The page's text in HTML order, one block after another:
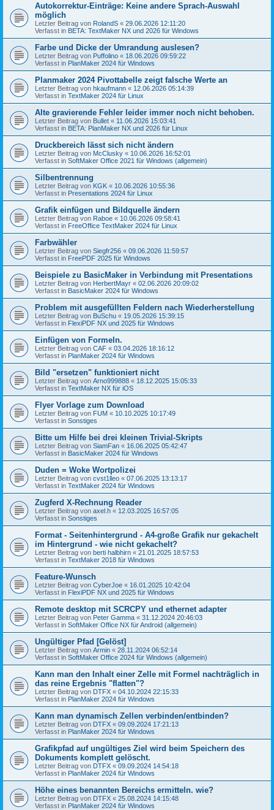
Autokorrektur-Einträge: Keine andere Sprach-Auswahl
möglich
Letzter Beitrag von RolandS « 29.06.2026 12:11:20
Verfasst in BETA: TextMaker NX und 2026 für Windows
Farbe und Dicke der Umrandung auslesen?
Letzter Beitrag von Puffolino « 18.06.2026 09:59:22
Verfasst in PlanMaker 2024 für Windows
Planmaker 2024 Pivottabelle zeigt falsche Werte an
Letzter Beitrag von hkaufmann « 12.06.2026 05:14:39
Verfasst in TextMaker 2024 für Linux
Alte gravierende Fehler leider immer noch nicht behoben.
Letzter Beitrag von Bullet « 11.06.2026 15:03:41
Verfasst in BETA: PlanMaker NX und 2026 für Linux
Druckbereich lässt sich nicht ändern
Letzter Beitrag von McClusky « 10.06.2026 16:52:01
Verfasst in SoftMaker Office 2021 für Windows (allgemein)
Silbentrennung
Letzter Beitrag von KGK « 10.06.2026 10:55:36
Verfasst in Presentations 2024 für Linux
Grafik einfügen und Bildquelle ändern
Letzter Beitrag von Raboe « 10.06.2026 09:58:41
Verfasst in FreeOffice TextMaker 2024 für Linux
Farbwähler
Letzter Beitrag von Siegfr256 « 09.06.2026 11:59:57
Verfasst in FreePDF 2025 für Windows
Beispiele zu BasicMaker in Verbindung mit Presentations
Letzter Beitrag von HerbertMayr « 02.06.2026 20:09:02
Verfasst in BasicMaker 2024 für Windows
Problem mit ausgefüllten Feldern nach Wiederherstellung
Letzter Beitrag von BuSchu « 19.05.2026 15:39:15
Verfasst in FlexiPDF NX und 2025 für Windows
Einfügen von Formeln.
Letzter Beitrag von CAF « 03.04.2026 18:16:12
Verfasst in PlanMaker 2024 für Windows
Bild "ersetzen" funktioniert nicht
Letzter Beitrag von Arno999888 « 18.12.2025 15:05:33
Verfasst in TextMaker NX für iOS
Flyer Vorlage zum Download
Letzter Beitrag von FUM « 10.10.2025 10:17:49
Verfasst in Sonstiges
Bitte um Hilfe bei drei kleinen Trivial-Skripts
Letzter Beitrag von SiamFan « 16.06.2025 05:42:47
Verfasst in BasicMaker 2024 für Windows
Duden = Woke Wortpolizei
Letzter Beitrag von cvst1lleo « 07.06.2025 13:13:17
Verfasst in TextMaker 2024 für Windows
Zugferd X-Rechnung Reader
Letzter Beitrag von axel.h « 12.03.2025 16:57:05
Verfasst in Sonstiges
Format - Seitenhintergrund - A4-große Grafik nur gekachelt
im Hintergrund - wie nicht gekachelt?
Letzter Beitrag von berti halbhirn « 21.01.2025 18:57:53
Verfasst in TextMaker 2018 für Windows
Feature-Wunsch
Letzter Beitrag von CyberJoe « 16.01.2025 10:42:04
Verfasst in FlexiPDF NX und 2025 für Windows
Remote desktop mit SCRCPY und ethernet adapter
Letzter Beitrag von Peter Gamma « 31.12.2024 20:46:03
Verfasst in SoftMaker Office NX für Android (allgemein)
Ungültiger Pfad [Gelöst]
Letzter Beitrag von Armin « 28.11.2024 06:52:14
Verfasst in SoftMaker Office 2024 für Windows (allgemein)
Kann man den Inhalt einer Zelle mit Formel nachträglich in
das reine Ergebnis "flatten"?
Letzter Beitrag von DTFX « 04.10.2024 22:15:33
Verfasst in PlanMaker 2024 für Windows
Kann man dynamisch Zellen verbinden/entbinden?
Letzter Beitrag von DTFX « 09.09.2024 17:21:13
Verfasst in PlanMaker 2024 für Windows
Grafikpfad auf ungültiges Ziel wird beim Speichern des
Dokuments komplett gelöscht.
Letzter Beitrag von DTFX « 09.09.2024 14:54:18
Verfasst in PlanMaker 2024 für Windows
Höhe eines benannten Bereichs ermitteln. wie?
Letzter Beitrag von DTFX « 25.08.2024 14:15:48
Verfasst in PlanMaker 2024 für Windows